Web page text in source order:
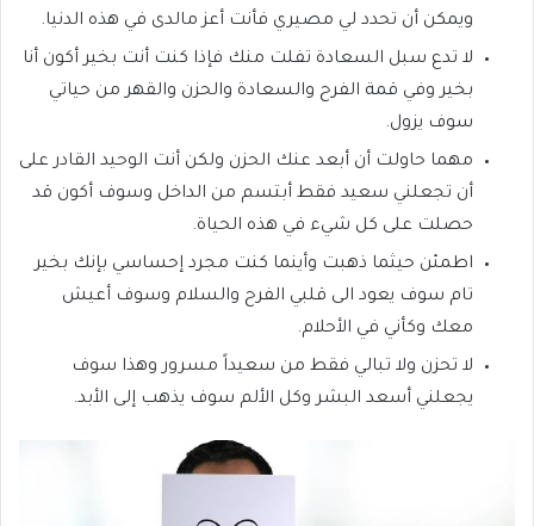
ويمكن أن تحدد لي مصيري فأنت أعز مالدى في هذه الدنيا.
لا تدع سبل السعادة تفلت منك فإذا كنت أنت بخير أكون أنا
بخير وفي قمة الفرح والسعادة والحزن والقهر من حياتي
سوف يزول.
مهما حاولت أن أبعد عنك الحزن ولكن أنت الوحيد القادر على
أن تجعلني سعيد فقط أبتسم من الداخل وسوف أكون قد
حصلت على كل شيء في هذه الحياة.
اطمئن حيثما ذهبت وأينما كنت مجرد إحساسي بإنك بخير
تام سوف يعود الى قلبي الفرح والسلام وسوف أعيش
معك وكأني في الأحلام.
لا تحزن ولا تبالي فقط من سعيداً مسرور وهذا سوف
يجعلني أسعد البشر وكل الألم سوف يذهب إلى الأبد.